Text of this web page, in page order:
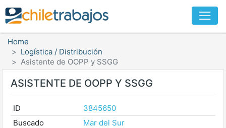
Home
Logística / Distribución
Asistente de OOPP y SSGG
ASISTENTE DE OOPP Y SSGG
ID
3845650
Buscado
Mar del Sur